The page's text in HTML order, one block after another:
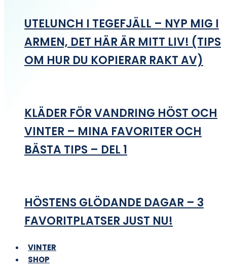
UTELUNCH I TEGEFJÄLL – NYP MIG I
ARMEN, DET HÄR ÄR MITT LIV! (TIPS
OM HUR DU KOPIERAR RAKT AV)
KLÄDER FÖR VANDRING HÖST OCH
VINTER – MINA FAVORITER OCH
BÄSTA TIPS – DEL 1
HÖSTENS GLÖDANDE DAGAR – 3
FAVORITPLATSER JUST NU!
VINTER
SHOP